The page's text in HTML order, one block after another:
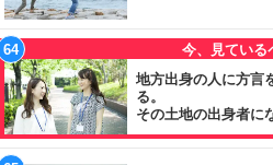
地方出身の人に方言
る。
その土地の出身者に